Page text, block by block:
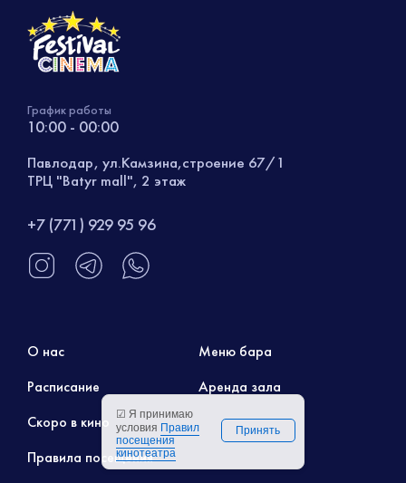
График работы
10:00 - 00:00
Павлодар, ул.Камзина,строение 67/1
ТРЦ "Batyr mall", 2 этаж
+7 (771) 929 95 96
О нас
Расписание
Скоро в кино
Правила посещения
Меню бара
Аренда зала
☑ Я принимаю
условия Правил
посещения
кинотеатра
Принять